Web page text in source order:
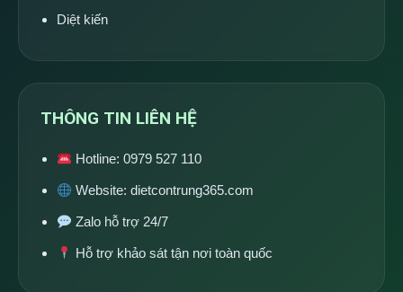
Diệt kiến
THÔNG TIN LIÊN HỆ
Hotline:0979 527 110
Website:dietcontrung365.com
Zalo hỗ trợ 24/7
Hỗ trợ khảo sát tận nơi toàn quốc